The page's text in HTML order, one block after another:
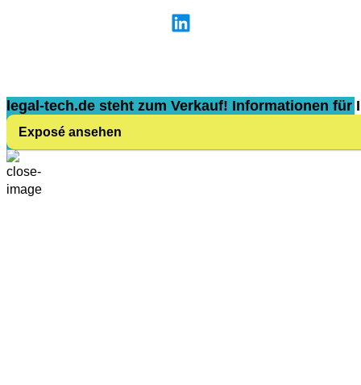
legal-tech.de steht zum Verkauf! Informationen für
Exposé ansehen